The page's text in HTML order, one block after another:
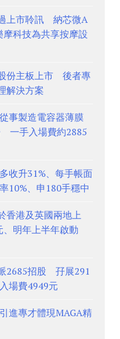
上市聆訊 納芯微A
科技為共享按摩設
份主板上市 後者專
解決方案
事製造電容器薄膜
一手入場費約2885
收升31%、每手帳面
10%、申180手穩中
香港及英國兩地上
明年上半年啟動
2685招股 孖展291
場費4949元
進專才體現MAGA精